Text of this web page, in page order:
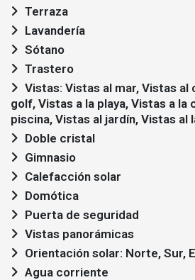
Terraza
Lavandería
Sótano
Trastero
golf, Vistas a la playa, Vistas a la
piscina, Vistas al jardín, Vistas al
Doble cristal
Gimnasio
Calefacción solar
Domótica
Puerta de seguridad
Vistas panorámicas
Orientación solar: Norte, Sur,
Agua corriente